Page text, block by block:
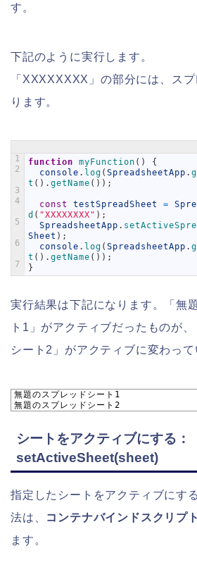
す。
下記のように実行します。
「XXXXXXXX」の部分には、ス
ります。
1
2
3
4
5
6
7
function myFunction ( )
{
console . log ( SpreadsheetApp .
t ( ) . getName ( ) ) ;
const testSpreadSheet =
d ( "XXXXXXXX" ) ;
SpreadsheetApp .
Sheet ) ;
console . log ( SpreadsheetApp .
t ( ) . getName ( ) ) ;
}
実行結果は下記になります。「無
ト1」がアクティブだったものが
シート2」がアクティブに変わって
無題のスプレッドシート1
無題のスプレッドシート2
シートをアクティブにする：
setActiveSheet(sheet)
指定したシートをアクティブにす
法は、 コンテナバインドスクリプト
ます。